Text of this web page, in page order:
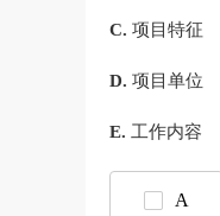
C. 项目特征
D. 项目单位
E. 工作内容
A